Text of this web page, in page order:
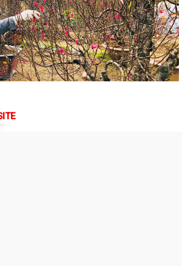
thành phố tiếp xúc cử tri với các phường Tân
Dương,...
công bố Khung kế hoạch thời gian năm học